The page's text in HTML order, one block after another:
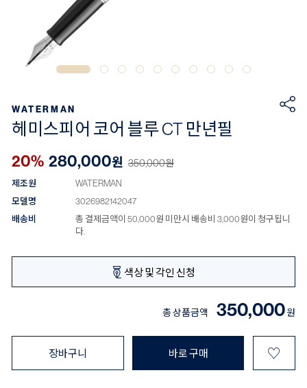
WATERMAN
헤미스피어 코어 블루 CT 만년필
20% 280,000원 350,000원
제조원
WATERMAN
모델명
3026982142047
배송비
총 결제금액이 50,000원 미만시 배송비 3,000원이 청구됩니
다.
색상 및 각인 신청
총 상품금액 350,000원
장바구니 바로 구매 ♡